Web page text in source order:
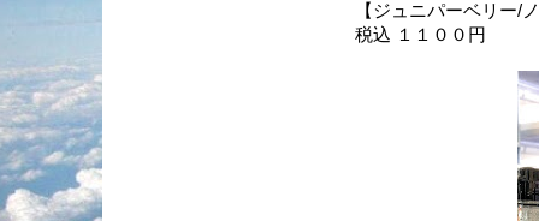
【ジュニパーベリー/
税込 １１００円